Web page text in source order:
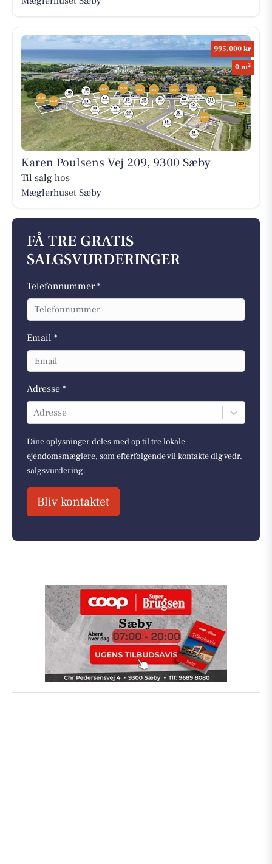
995.000 kr
0 m2
Karen Poulsens Vej 209, 9300 Sæby
Til salg hos
Mæglerhuset Sæby
FÅ TRE GRATIS
SALGSVURDERINGER
Telefonnummer *
Email *
Adresse *
Adresse
Dine oplysninger deles med op til tre lokale
ejendomsmæglere, som efterfølgende vil kontakte dig vedr.
salgsvurdering.
Bliv kontaktet